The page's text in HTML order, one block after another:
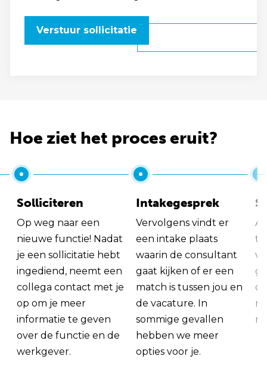
Verstuur sollicitatie
Hoe ziet het proces eruit?
Solliciteren
Op weg naar een
nieuwe functie! Nadat
je een sollicitatie hebt
ingediend, neemt een
collega contact met je
op om je meer
informatie te geven
over de functie en de
werkgever.
Intakegesprek
Vervolgens vindt er
een intake plaats
waarin de consultant
gaat kijken of er een
match is tussen jou en
de vacature. In
sommige gevallen
hebben we meer
opties voor je.